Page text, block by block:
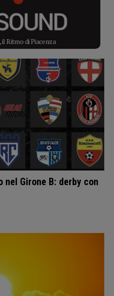
il Ritmo di Piacenza
Girone B: derby con